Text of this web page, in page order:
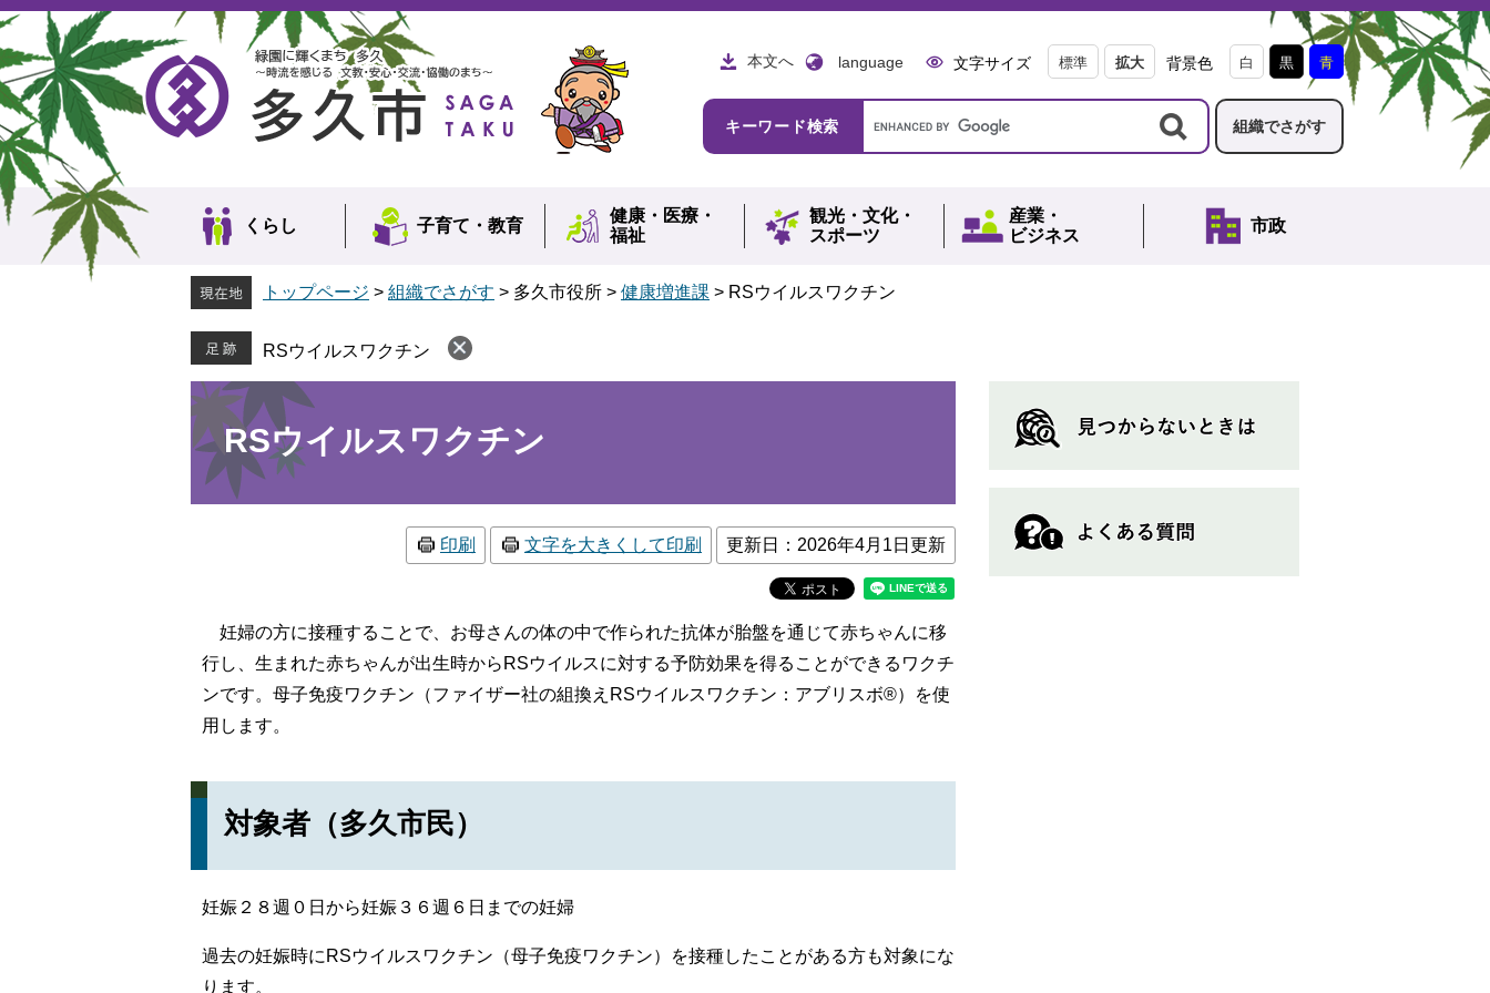
ペ
ー
ジ
の
先
頭
で
す。
メ
ニ
ュ
ー
を
飛
ば
し
て
本
本文へ language 文字サイズ 標準 拡大 背景色 白 黒 青
キーワード検索
カ
ス
検
索
組織でさがす
くらし 子育て・ 教育
健康・ 医療・
福祉
観光・ 文化・
スポーツ
産業・
ビジネス
市政
トップページ > 組織でさがす > 多久市役所 > 健康増進課 > RSウイルスワクチン
RSウイルスワクチン
本
文
RSウイルスワクチン
印刷 文字を大きくして印刷 更新日：2026年4月1日更新
妊婦の方に接種することで、お母さんの体の中で作られた抗体が胎盤を通じて赤ちゃんに移
行し、生まれた赤ちゃんが出生時からRSウイルスに対する予防効果を得ることができるワクチ
ンです。母子免疫ワクチン（ファイザー社の組換えRSウイルスワクチン：アブリスボ®）を使
用します。
対象者（多久市民）
妊娠２８週０日から妊娠３６週６日までの妊婦
過去の妊娠時にRSウイルスワクチン（母子免疫ワクチン）を接種したことがある方も対象にな
ります。